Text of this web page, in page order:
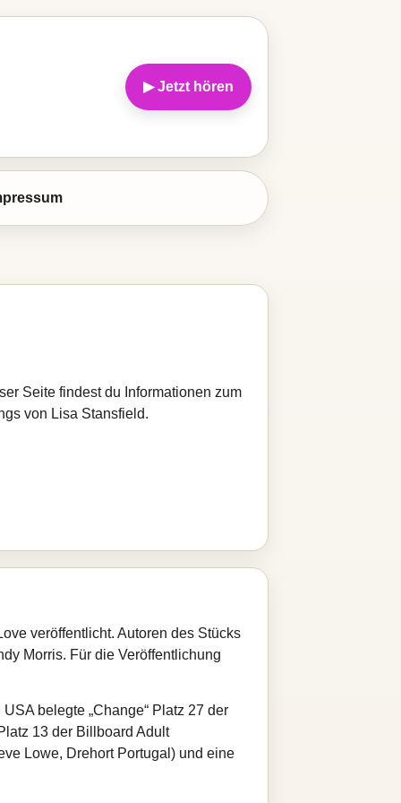
▶ Jetzt hören
Seite findest du Informationen zum
von Lisa Stansfield.
veröffentlicht. Autoren des Stücks
Morris. Für die Veröffentlichung
belegte „Change“ Platz 27 der
13 der Billboard Adult
Lowe, Drehort Portugal) und eine